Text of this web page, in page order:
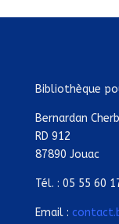
Bibliothèque
Bernardan
RD 912
87890 Jouac
Tél. : 05 55 60
Email :